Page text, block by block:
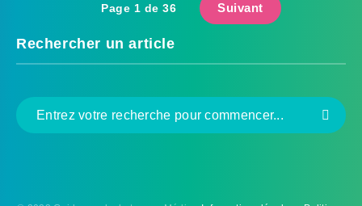
Page 1 de 36 Suivant
Rechercher un article